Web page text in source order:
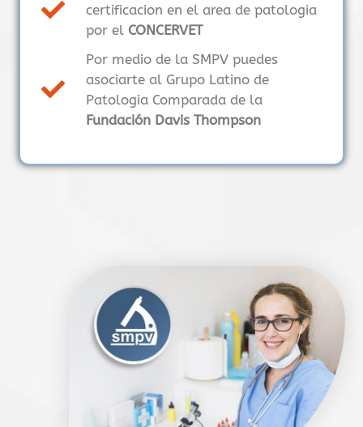
certificacion en el area de patologia
por el CONCERVET
Por medio de la SMPV puedes
asociarte al Grupo Latino de
Patologia Comparada de la
Fundación Davis Thompson